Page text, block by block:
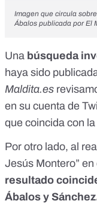
Imagen que circula
Ábalos publicada por El
Una búsqueda
haya sido
Maldita.es
en su cuenta de
que coincida con
Por otro lado, al
Jesús Montero”
resultado
Ábalos y